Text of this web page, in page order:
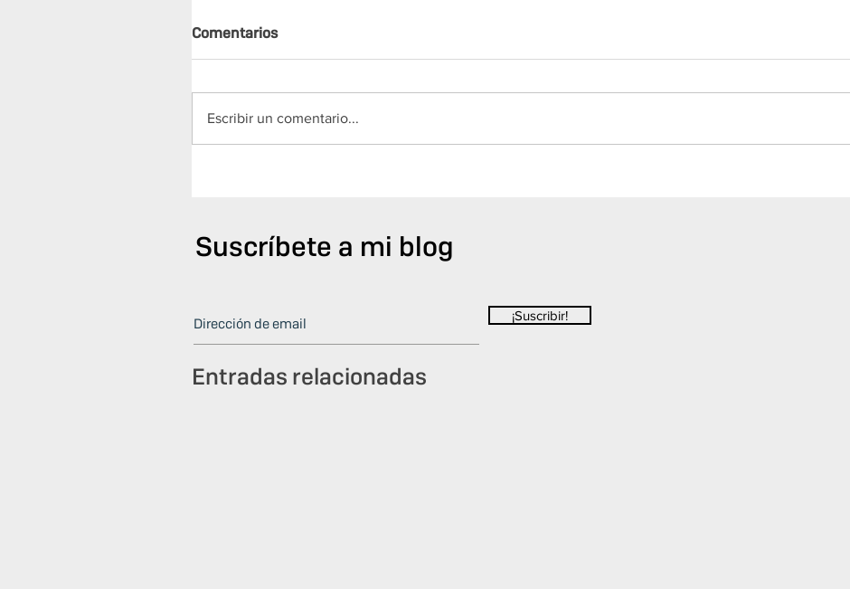
Comentarios
Escribir un comentario...
Suscríbete a mi blog
¡Suscribir!
Entradas relacionadas